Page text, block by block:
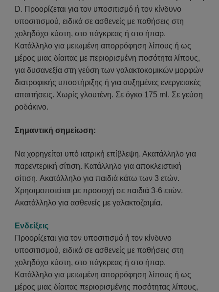
D. Προορίζεται για τον υποσιτισμό ή τον κίνδυνο
υποσιτισμού, ειδικά σε ασθενείς με παθήσεις στη
χοληδόχο κύστη, στο πάγκρεας ή στο ήπαρ.
Κατάλληλο για μειωμένη απορρόφηση λίπους ή ως
μέρος μιας δίαιτας με περιορισμένη ποσότητα λίπους,
για δυσανεξία στη γεύση των γαλακτοκομικών μορφών
διατροφικής υποστήριξης ή για αυξημένες ενεργειακές
απαιτήσεις. Χωρίς γλουτένη. Σε όγκο 175 ml. Σε γεύση
ροδάκινο.
Σημαντική σημείωση:
Να χορηγείται υπό ιατρική επίβλεψη. Ακατάλληλο για
παρεντερική σίτιση. Κατάλληλο για αποκλειστική
σίτιση. Ακατάλληλο για παιδιά κάτω των 3 ετών.
Χρησιμοποιείται με προσοχή σε παιδιά 3-6 ετών.
Ακατάλληλο για ασθενείς με γαλακτοζαιμία.
Ενδείξεις
Προορίζεται για τον υποσιτισμό ή τον κίνδυνο
υποσιτισμού, ειδικά σε ασθενείς με παθήσεις στη
χοληδόχο κύστη, στο πάγκρεας ή στο ήπαρ.
Κατάλληλο για μειωμένη απορρόφηση λίπους ή ως
μέρος μιας δίαιτας περιορισμένης ποσότητας λίπους,